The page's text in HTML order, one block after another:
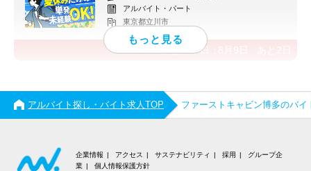
アルバイト・パート
東京都立川市
応募終了日：
アルバイト探し・バイト求人TOP ファーストキャビン博多のバ
企業情報 アクセス サステナビリティ 採用
グループ企
業
個人情報保護方針